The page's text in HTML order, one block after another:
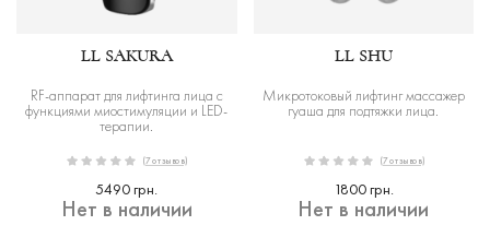
LL SAKURA
RF-аппарат для лифтинга лица с
функциями миостимуляции и LED-
терапии.
(7 отзывов)
5490 грн.
Нет в наличии
LL SHU
Микротоковый лифтинг массажер
гуаша для подтяжки лица.
(7 отзывов)
1800 грн.
Нет в наличии